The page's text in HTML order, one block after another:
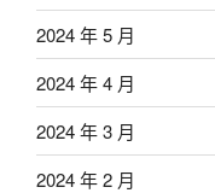
2024 年 5 月
2024 年 4 月
2024 年 3 月
2024 年 2 月